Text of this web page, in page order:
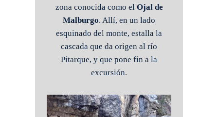
zona conocida como el Ojal de
Malburgo. Allí, en un lado
esquinado del monte, estalla la
cascada que da origen al río
Pitarque, y que pone fin a la
excursión.